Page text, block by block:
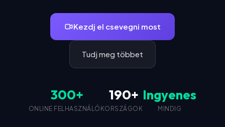
Kezdj el csevegni most
Tudj meg többet
300+
ONLINE FELHASZNÁLÓK
190+
ORSZÁGOK
Ingyenes
MINDIG